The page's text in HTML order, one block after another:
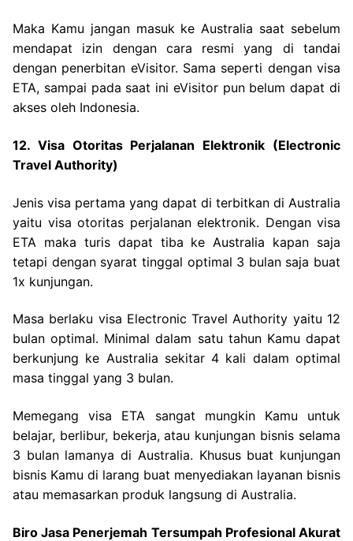
Maka Kamu jangan masuk ke Australia saat sebelum
mendapat izin dengan cara resmi yang di tandai
dengan penerbitan eVisitor. Sama seperti dengan visa
ETA, sampai pada saat ini eVisitor pun belum dapat di
akses oleh Indonesia.
12. Visa Otoritas Perjalanan Elektronik (Electronic
Travel Authority)
Jenis visa pertama yang dapat di terbitkan di Australia
yaitu visa otoritas perjalanan elektronik. Dengan visa
ETA maka turis dapat tiba ke Australia kapan saja
tetapi dengan syarat tinggal optimal 3 bulan saja buat
1x kunjungan.
Masa berlaku visa Electronic Travel Authority yaitu 12
bulan optimal. Minimal dalam satu tahun Kamu dapat
berkunjung ke Australia sekitar 4 kali dalam optimal
masa tinggal yang 3 bulan.
Memegang visa ETA sangat mungkin Kamu untuk
belajar, berlibur, bekerja, atau kunjungan bisnis selama
3 bulan lamanya di Australia. Khusus buat kunjungan
bisnis Kamu di larang buat menyediakan layanan bisnis
atau memasarkan produk langsung di Australia.
Biro Jasa Penerjemah Tersumpah Profesional Akurat